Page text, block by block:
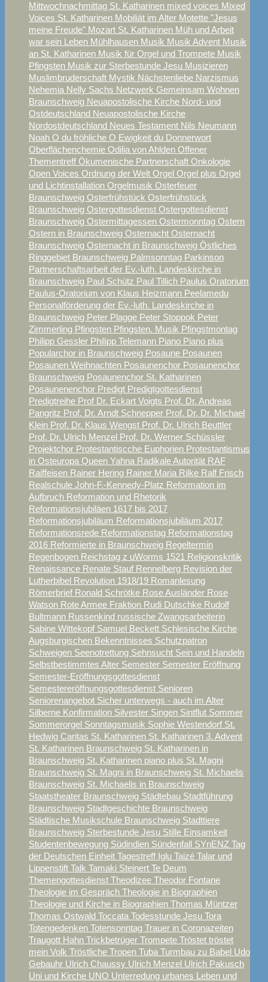
Mittwochnachmittag St. Katharinen mixed voices Mixed
Voices St. Katharinen Mobiliät im Alter Motette "Jesus
meine Freude" Mozart St. Katharinen Müh und Arbeit
war sein Leben Mühlhausen Musik Musik Advent Musik
an St. Katharinen Musik für Orgel und Trompete Musik
Pfingsten Musik zur Sterbestunde Jesu Musizieren
Muslimbruderschaft Mystik Nächstenliebe Narzismus
Nehemia Nelly Sachs Netzwerk Gemeinsam Wohnen
Braunschweig Neuapostolische Kirche Nord- und
Ostdeutschland Neuapostolische Kirche
Nordostdeutschland Neues Testament Nils Neumann
Noah O du fröhliche O Ewigkeit du Donnerwort
Oberflächenchemie Odilia von Ahlden Offener
Thementreff Ökumenische Partnerschaft Onkologie
Open Voices Ordnung der Welt Orgel Orgel plus Orgel
und Lichtinstallation Orgelmusik Osterfeuer
Braunschweig Osterfrühstück Osterfrühstück
Braunschweig Ostergottesdienst Ostergottesdienst
Braunschweig Ostermittagessen Ostermonntag Ostern
Ostern in Braunschweig Osternacht Osternacht
Braunschweig Osternacht in Braunschweig Östliches
Ringgebiet Braunschweig Palmsonntag Parkinson
Partnerschaftsarbeit der Ev.-luth. Landeskirche in
Braunschweig Paul Schütz Paul Tillich Paulus Oratorium
Paulus-Oratorium von Klaus Heizmann Peelamedu
Personalförderung der Ev.-luth. Landeskirche in
Braunschweig Peter Plagge Peter Stoppok Peter
Zimmerling Pfingsten Pfingsten. Musik Pfingstmontag
Philipp Gessler Philipp Telemann Piano Piano plus
Popularchor in Braunschweig Posaune Posaunen
Posaunen Weihnachten Posaunenchor Posaunenchor
Braunschweig Posaunenchor St. Katharinen
Posaunenenchor Predigt Predigtgottesdienst
Predigtreihe Prof Dr. Eckart Voigts Prof. Dr. Andreas
Pangritz Prof. Dr. Arndt Schnepper Prof. Dr. Dr. Michael
Klein Prof. Dr. Klaus Wengst Prof. Dr. Ulrich Beuttler
Prof. Dr. Ulrich Menzel Prof. Dr. Werner Schüssler
Projektchor Protestantiscche Euphorien Protestantismus
in Osteuropa Queen Yahna Radikale Autorität RAF
Raiffeisen Rainer Hering Rainer Maria Rilke Ralf Frisch
Realschule John-F.-Kennedy-Platz Reformation im
Aufbruch Reformation und Rhetorik
Reformationsjubiläen 1617 bis 2017
Reformationsjubiläum Reformationsjubiläum 2017
Reformationsrede Reformationstag Reformationstag
2016 Reformierte in Braunschweig Regeltermin
Regenbogen Reichstag z uWorms 1521 Religionskritik
Renaissance Renate Stauf Rennelberg Revision der
Lutherbibel Revolution 1918/19 Romanlesung
Römerbrief Ronald Schrötke Rose Ausländer Rose
Watson Rote Armee Fraktion Rudi Dutschke Rudolf
Bultmann Russenkind russische Zwangsarbeiterin
Sabine Wittekopf Samuel Beckett Schlesische Kirche
Augsburgischen Bekenntnisses Schutzpatron
Schweigen Seenotrettung Sehnsucht Sein und Handeln
Selbstbestimmtes Alter Semester Semester Eröffnung
Semester-Eröffnungsgottesdienst
Semestereröffnungsgottesdienst Senioren
Seniorenangebot Sicher unterwegs - auch im Alter
Silberne Konfirmation Silvester Singen Sintflut Sommer
Sommerorgel Sonntagsmusik Sophie Westendorf St.
Hedwig Caritas St. Katharinen St. Katharinen 3. Advent
St. Katharinen Braunschweig St. Katharinen in
Braunschweig St. Katharinen piano plus St. Magni
Braunschweig St. Magni in Braunschweig St. Michaelis
Braunschweig St. Michaelis in Braunschweig
Staatstheater Braunschweig Städtebau Stadtführung
Braunschweig Stadtgeschichte Braunschweig
Städtische Musikschule Braunschweig Stadttiere
Braunschweig Sterbestunde Jesu Stille Einsamkeit
Studentenbewegung Südindien Sündenfall SYnENZ Tag
der Deutschen Einheit Tagestreff Iglu Taizé Talar und
Lippenstift Talk Tamaki Steinert Te Deum
Themengottesdienst Theodizee Theodor Fontane
Theologie im Gespräch Theologie in Biographien
Theologie und Kirche in Biographien Thomas Müntzer
Thomas Ostwald Toccata Todesstunde Jesu Tora
Totengedenken Totensonntag Trauer in Coronazeiten
Traugott Hahn Trickbetrüger Trompete Tröstet tröstet
mein Volk Tröstliche Tropen Tuba Turmbau zu Babel Udo
Gebauhr Ulrich Chaussy Ulrich Menzel Ulrich Pakusch
Uni und Kirche UNO Unterredung urbanes Leben und